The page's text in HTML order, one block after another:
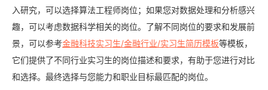
入研究，可以选择算法工程师岗位；如果您对数据处理和分析感兴
趣，可以考虑数据科学相关的岗位。了解不同岗位的要求和发展前
景，可以参考金融科技实习生/金融行业/实习生简历模板等模板，
它们提供了不同行业实习生的岗位描述和要求，有助于您进行对比
和选择。最终选择与您能力和职业目标最匹配的岗位。